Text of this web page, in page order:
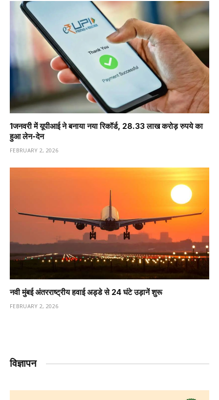
1️जनवरी में यूपीआई ने बनाया नया रिकॉर्ड, 28.33 लाख करोड़ रुपये का
हुआ लेन-देन
FEBRUARY 2, 2026
नवी मुंबई अंतरराष्ट्रीय हवाई अड्डे से 24 घंटे उड़ानें शुरू
FEBRUARY 2, 2026
विज्ञापन